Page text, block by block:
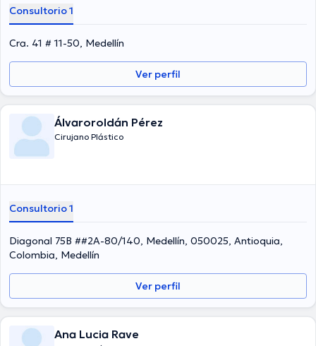
Consultorio 1
Cra. 41 # 11-50, Medellín
Ver perfil
Álvaroroldán Pérez
Cirujano Plástico
Consultorio 1
Diagonal 75B ##2A-80/140, Medellín, 050025, Antioquia,
Colombia, Medellín
Ver perfil
Ana Lucia Rave